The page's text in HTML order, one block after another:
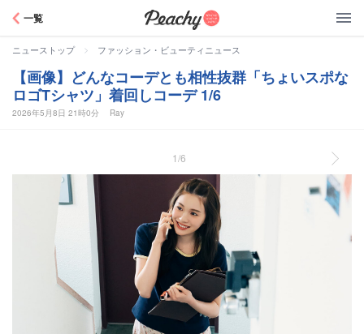
一覧
ニューストップ > ファッション・ビューティニュース
【画像】どんなコーデとも相性抜群「ちょいスポな
ロゴTシャツ」着回しコーデ 1/6
2026年5月8日 21時0分 Ray
1/6